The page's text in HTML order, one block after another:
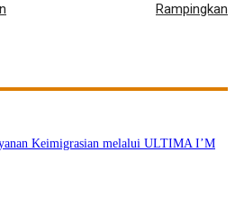
Rampingkan
Keimigrasian melalui ULTIMA I’M